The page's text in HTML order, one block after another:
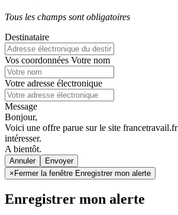
Tous les champs sont obligatoires
Destinataire
Vos coordonnées Votre nom
Votre adresse électronique
Message
Bonjour,
Voici une offre parue sur le site
intéresser.
A bientôt.
Annuler
× Fermer la fenêtre Enregistrer mon alerte
Enregistrer mon alerte